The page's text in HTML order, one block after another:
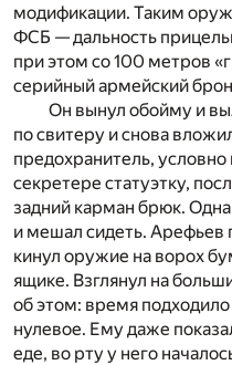
модификации. Таким
ФСБ — дальность
при этом со 100 метров
серийный армейский
Он вынул обойму и
по свитеру и снова
предохранитель,
секретере статуэтку,
задний карман брюк.
и мешал сидеть. Арефьев
кинул оружие на ворох
ящике. Взглянул на
об этом: время
нулевое. Ему даже
еде, во рту у него